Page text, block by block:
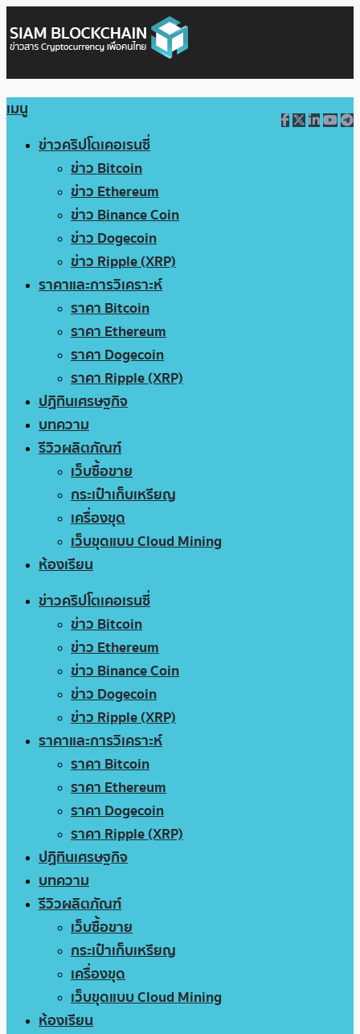
เมนู
ข่าวคริปโตเคอเรนซี่
ข่าว Bitcoin
ข่าว Ethereum
ข่าว Binance Coin
ข่าว Dogecoin
ข่าว Ripple (XRP)
ราคาและการวิเคราะห์
ราคา Bitcoin
ราคา Ethereum
ราคา Dogecoin
ราคา Ripple (XRP)
ปฏิทินเศรษฐกิจ
บทความ
รีวิวผลิตภัณฑ์
เว็บซื้อขาย
กระเป๋าเก็บเหรียญ
เครื่องขุด
เว็บขุดแบบ Cloud Mining
ห้องเรียน
ข่าวคริปโตเคอเรนซี่
ข่าว Bitcoin
ข่าว Ethereum
ข่าว Binance Coin
ข่าว Dogecoin
ข่าว Ripple (XRP)
ราคาและการวิเคราะห์
ราคา Bitcoin
ราคา Ethereum
ราคา Dogecoin
ราคา Ripple (XRP)
ปฏิทินเศรษฐกิจ
บทความ
รีวิวผลิตภัณฑ์
เว็บซื้อขาย
กระเป๋าเก็บเหรียญ
เครื่องขุด
เว็บขุดแบบ Cloud Mining
ห้องเรียน